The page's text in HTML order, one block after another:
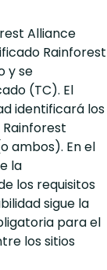
Alliance
Rainforest
y se
(TC). El
identificará los
ambos). En el
la
los requisitos
sigue la
para el
los sitios